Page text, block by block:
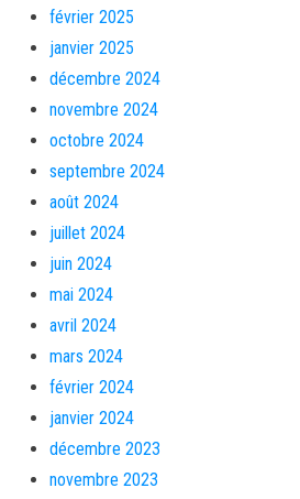
février 2025
janvier 2025
décembre 2024
novembre 2024
octobre 2024
septembre 2024
août 2024
juillet 2024
juin 2024
mai 2024
avril 2024
mars 2024
février 2024
janvier 2024
décembre 2023
novembre 2023